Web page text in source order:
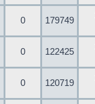
0 179749
0 122425
0 120719